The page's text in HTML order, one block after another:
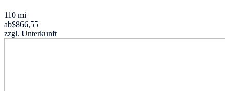
110 mi
ab$866,55
zzgl. Unterkunft